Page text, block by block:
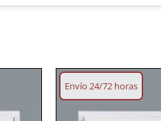
lista
Envío 24/72 horas